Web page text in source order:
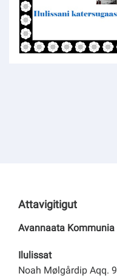
Attavigitigut
Avannaata Kommunia
Ilulissat
Noah Mølgårdip Aqq. 9